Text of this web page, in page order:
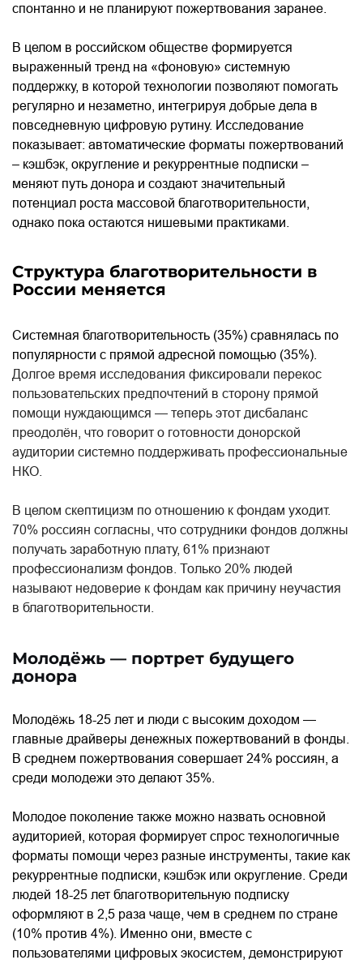
спонтанно и не планируют пожертвования заранее.
В целом в российском обществе формируется
выраженный тренд на «фоновую» системную
поддержку, в которой технологии позволяют помогать
регулярно и незаметно, интегрируя добрые дела в
повседневную цифровую рутину. Исследование
показывает: автоматические форматы пожертвований
– кэшбэк, округление и рекуррентные подписки –
меняют путь донора и создают значительный
потенциал роста массовой благотворительности,
однако пока остаются нишевыми практиками.
Структура благотворительности в
России меняется
Системная благотворительность (35%) сравнялась по
популярности с прямой адресной помощью (35%).
Долгое время исследования фиксировали перекос
пользовательских предпочтений в сторону прямой
помощи нуждающимся — теперь этот дисбаланс
преодолён, что говорит о готовности донорской
аудитории системно поддерживать профессиональные
НКО.
В целом скептицизм по отношению к фондам уходит.
70% россиян согласны, что сотрудники фондов должны
получать заработную плату, 61% признают
профессионализм фондов. Только 20% людей
называют недоверие к фондам как причину неучастия
в благотворительности.
Молодёжь — портрет будущего
донора
Молодёжь 18-25 лет и люди с высоким доходом —
главные драйверы денежных пожертвований в фонды.
В среднем пожертвования совершает 24% россиян, а
среди молодежи это делают 35%.
Молодое поколение также можно назвать основной
аудиторией, которая формирует спрос технологичные
форматы помощи через разные инструменты, такие как
рекуррентные подписки, кэшбэк или округление. Среди
людей 18-25 лет благотворительную подписку
оформляют в 2,5 раза чаще, чем в среднем по стране
(10% против 4%). Именно они, вместе с
пользователями цифровых экосистем, демонстрируют